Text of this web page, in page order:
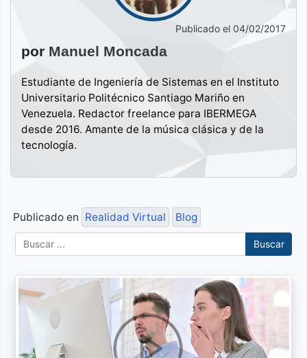
por Manuel Moncada
Publicado el 04/02/2017
Estudiante de Ingeniería de Sistemas en el Instituto
Universitario Politécnico Santiago Mariño en
Venezuela. Redactor freelance para IBERMEGA
desde 2016. Amante de la música clásica y de la
tecnología.
Publicado en Realidad Virtual Blog
Buscar